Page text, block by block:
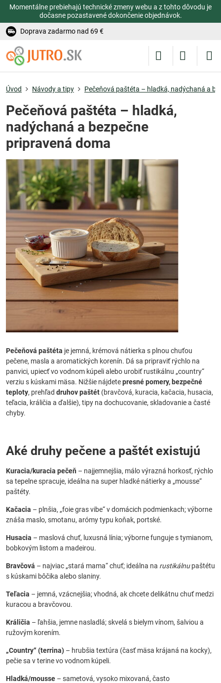
Momentálne prebiehajú technické zmeny webu a z tohto dôvodu je
dočasne pozastavené dokončenie objednávok.
Doprava zadarmo nad 69 €
Úvod Návody a tipy Pečeňová paštéta – hladká, nadýchaná a
Pečeňová paštéta – hladká,
nadýchaná a bezpečne
pripravená doma
Pečeňová paštéta je jemná, krémová nátierka s plnou chuťou
pečene, masla a aromatických korenín. Dá sa pripraviť rýchlo na
panvici, upiecť vo vodnom kúpeli alebo urobiť rustikálnu „country“
verziu s kúskami mäsa. Nižšie nájdetepresné pomery, bezpečné
teploty, prehľad druhov paštét (bravčová, kuracia, kačacia, husacia,
teľacia, králičia a ďalšie), tipy na dochucovanie, skladovanie a časté
chyby.
Aké druhy pečene a paštét existujú
Kuracia/kuracia pečeň – najjemnejšia, málo výrazná horkosť, rýchlo
sa tepelne spracuje, ideálna na super hladké nátierky a „mousse“
paštéty.
Kačacia – plnšia, „foie gras vibe“ v domácich podmienkach; výborne
znáša maslo, smotanu, arómy typu koňak, portské.
Husacia – maslová chuť, luxusná línia; výborne funguje s tymianom,
bobkovým listom a madeirou.
Bravčová – najviac „stará mama“ chuť; ideálna na rustikálnupaštétu
s kúskami bôčika alebo slaniny.
Teľacia – jemná, vzácnejšia; vhodná, ak chcete delikátnu chuť medzi
kuracou a bravčovou.
Králičia – ľahšia, jemne nasladlá; skvelá s bielym vínom, šalviou a
ružovým korením.
„Country“ (terrina) – hrubšia textúra (časť mäsa krájaná na kocky),
pečie sa v terine vo vodnom kúpeli.
Hladká/mousse – sametová, vysoko mixovaná, často